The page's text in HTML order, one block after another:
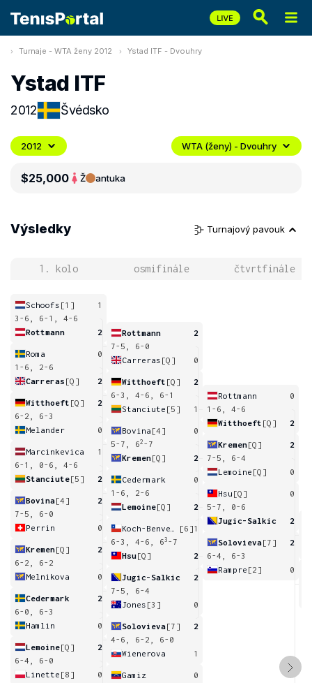
Turnaje - WTA ženy 2012 Ystad ITF - Dvouhry
Ystad ITF
2012 Švédsko
2012 WTA (ženy) - Dvouhry
$25,000 Ž antuka
Výsledky Turnajový pavouk
1. kolo osmifinále čtvrtfinále
Schoofs [1]
1
3-6, 6-1, 4-6
Rottmann
2
Roma
0
1-6, 2-6
Carreras [Q] 2
Witthoeft [Q]
2
6-2, 6-3
Melander
0
Marcinkevica
1
6-1, 0-6, 4-6
Stanciute[5] 2
Bovina[4]
2
7-5, 6-0
Perrin
0
Kremen[Q]
2
6-2, 6-2
Melnikova
0
Cedermark
2
6-0, 6-3
Hamlin
0
Lemoine[Q]
2
6-4, 6-0
Linette [8] 0
Rottmann
2
7-5, 6-0
Carreras [Q] 0
Witthoeft [Q]
2
6-3, 4-6, 6-1
Stanciute [5] 1
Bovina [4]
0
5-7, 62 -7
Kremen[Q] 2
Cedermark
0
1-6, 2-6
Lemoine[Q] 2
[6]1
6-3, 4-6, 63 -7
Hsu[Q] 2
Jugic-Salkic
2
7-5, 6-4
Jones [3] 0
Solovieva[7]
2
4-6, 6-2, 6-0
Wienerova
1
Gamiz
0
Rottmann
0
1-6, 4-6
Witthoeft [Q] 2
Kremen[Q]
2
7-5, 6-4
Lemoine [Q] 0
Hsu [Q]
0
5-7, 0-6
Jugic-Salkic
2
Solovieva[7]
2
6-4, 6-3
Rampre [2] 0